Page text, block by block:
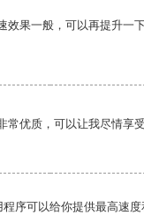
效果一般，可以再提升一
常优质，可以让我尽情享
序可以给你提供最高速